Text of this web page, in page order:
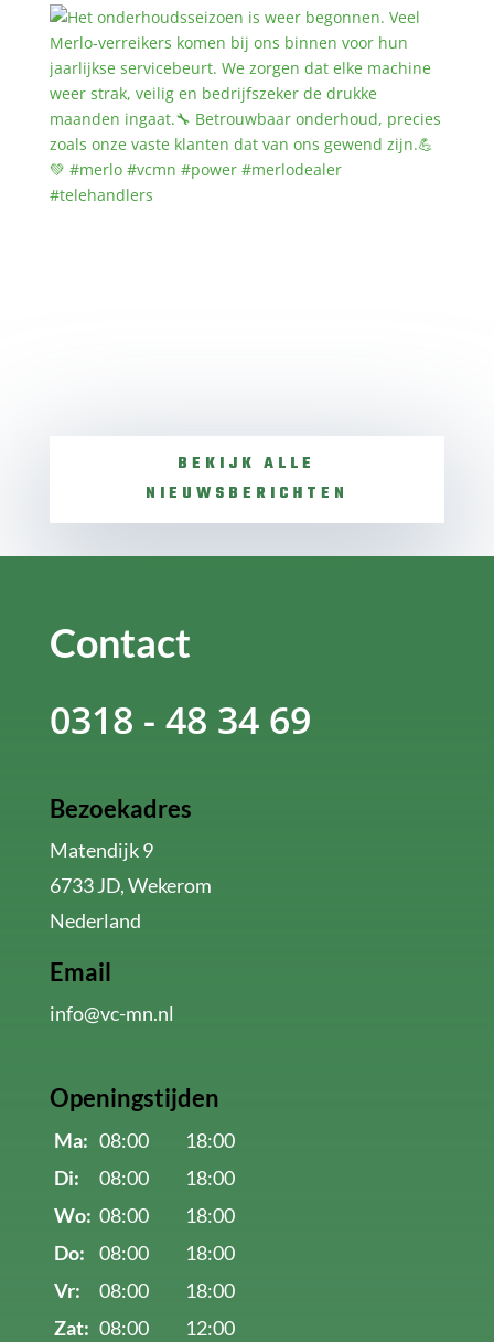
BEKIJK ALLE
NIEUWSBERICHTEN
Contact
0318 - 48 34 69
Bezoekadres
Matendijk 9
6733 JD, Wekerom
Nederland
Email
info@vc-mn.nl
Openingstijden
Ma: 08:00
18:00
Di:
08:00
18:00
Wo: 08:00
18:00
Do:
08:00
18:00
Vr:
08:00
18:00
Zat: 08:00
12:00